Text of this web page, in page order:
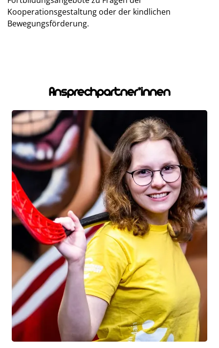
Kooperationsgestaltung oder der kindlichen
Bewegungsförderung.
Ansprechpartner*innen